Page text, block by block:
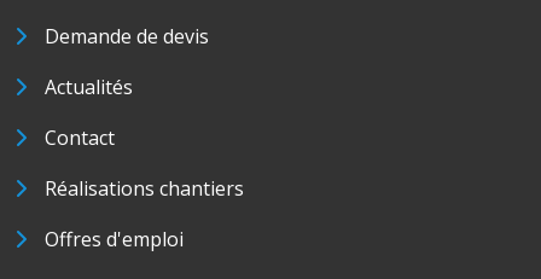
Demande de devis
Actualités
Contact
Réalisations chantiers
Offres d'emploi